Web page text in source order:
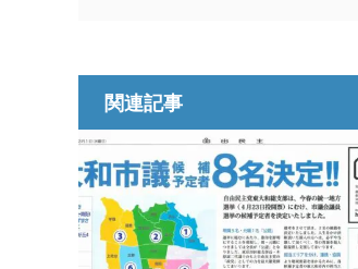
関連記事